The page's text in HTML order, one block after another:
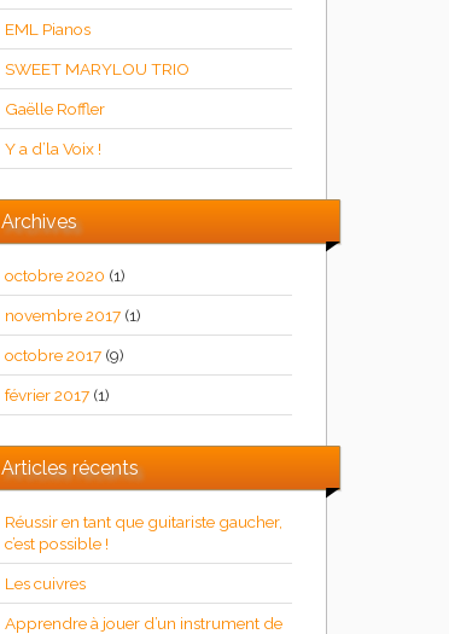
EML Pianos
SWEET MARYLOU TRIO
Gaëlle Roffler
Y a d’la Voix !
Archives
octobre 2020 (1)
novembre 2017 (1)
octobre 2017 (9)
février 2017 (1)
Articles récents
Réussir en tant que guitariste gaucher,
c’est possible !
Les cuivres
Apprendre à jouer d’un instrument de